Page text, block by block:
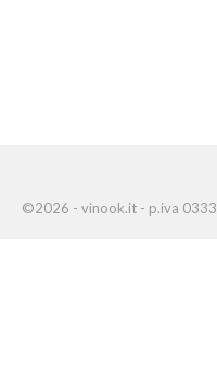
©2026 - vinook.it - p.iva